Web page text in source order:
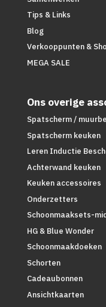
Tips & Links
Blog
Verkooppunten &
MEGA SALE
Ons overige
Spatscherm /
Spatscherm keuken
Leren Inductie
Achterwand keuken
Keuken accessoires
Onderzetters
Schoonmaaksets-
HG & Blue Wonder
Schoonmaakdoeken
Schorten
Cadeaubonnen
Ansichtkaarten